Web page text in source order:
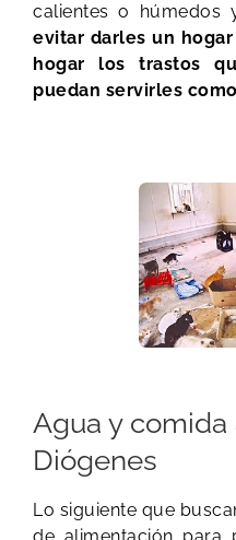
calientes o húmedos
evitar darles un
hogar los trastos
puedan servirles
Agua y
Diógenes
Lo siguiente que